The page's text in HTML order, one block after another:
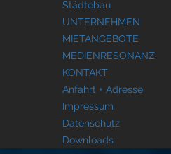
Städtebau
UNTERNEHMEN
MIETANGEBOTE
MEDIENRESONANZ
KONTAKT
Anfahrt + Adresse
Impressum
Datenschutz
Downloads